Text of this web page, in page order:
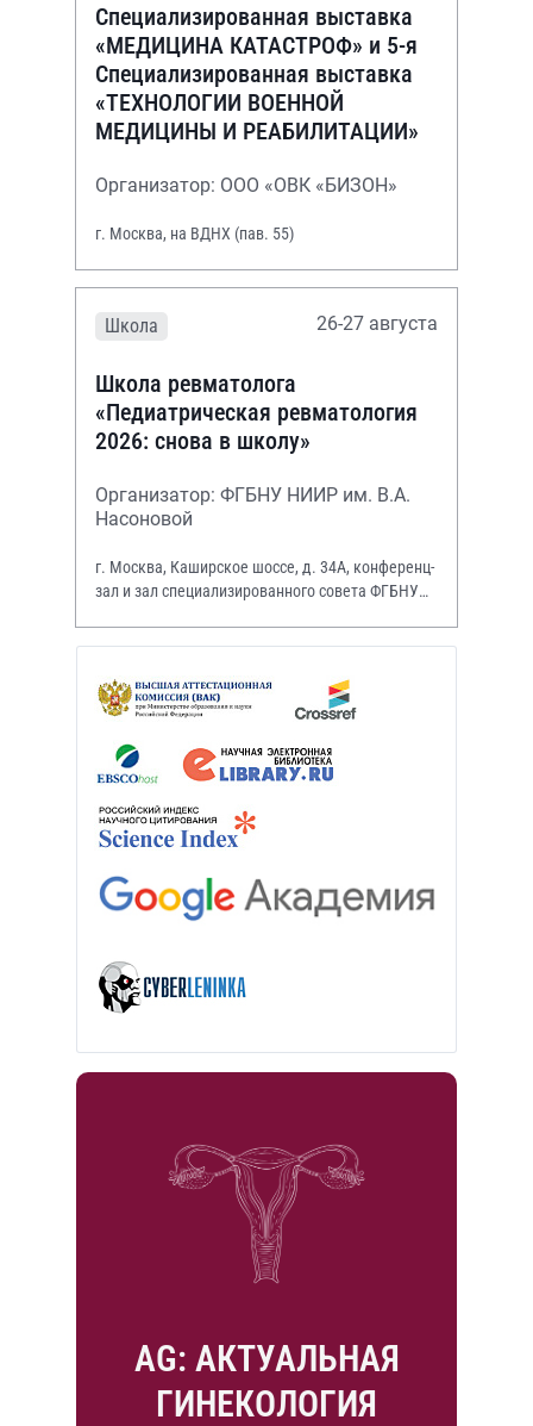
Специализированная выставка
«МЕДИЦИНА КАТАСТРОФ» и 5-я
Специализированная выставка
«ТЕХНОЛОГИИ ВОЕННОЙ
МЕДИЦИНЫ И РЕАБИЛИТАЦИИ»
Организатор: ООО «ОВК «БИЗОН»
г. Москва, на ВДНХ (пав. 55)
Школа 26-27 августа
Школа ревматолога
«Педиатрическая ревматология
2026: снова в школу»
Организатор: ФГБНУ НИИР им. В.А.
Насоновой
г. Москва, Каширское шоссе, д. 34А, конференц-
зал и зал специализированного совета ФГБНУ
AG: АКТУАЛЬНАЯ
ГИНЕКОЛОГИЯ